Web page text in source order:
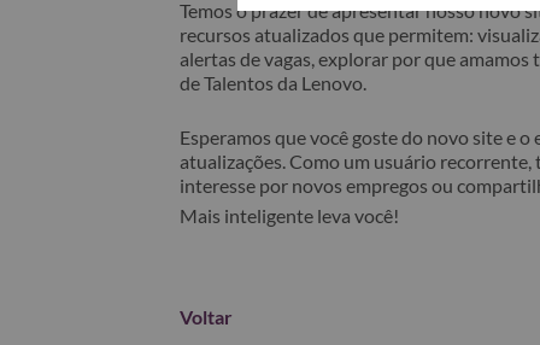
Temos o prazer de apresentar nosso novo
recursos atualizados que permitem:
alertas de vagas, explorar por que
de Talentos da Lenovo.
Esperamos que você goste do novo site e
atualizações. Como um usuário
interesse por novos empregos ou
Mais inteligente leva você!
Voltar